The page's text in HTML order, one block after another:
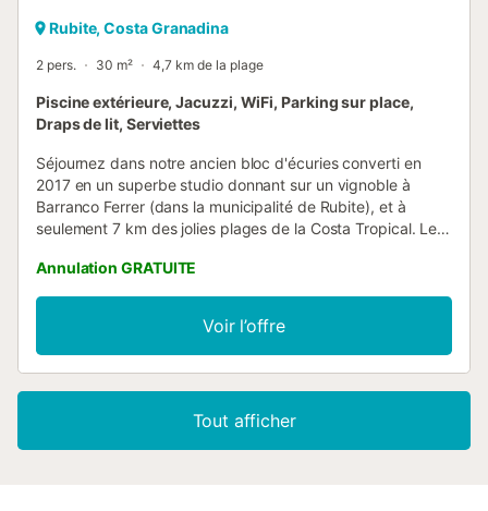
Rubite, Costa Granadina
2 pers. 30 m² 4,7 km de la plage
Piscine extérieure, Jacuzzi, WiFi, Parking sur place,
Draps de lit, Serviettes
Séjournez dans notre ancien bloc d'écuries converti en
2017 en un superbe studio donnant sur un vignoble à
Barranco Ferrer (dans la municipalité de Rubite), et à
seulement 7 km des jolies plages de la Costa Tropical. Le
L'appartement est suffisamment grand pour accueillir un lit
d'enfant ou un lit de voyage moyennant des frais
supplémentaires. Profitez d'une piscine clôturée partagée,
d'un bain à remous et d'un espace barbecue pendant
votre séjour. La piscine et le bain à remous sont ouverts du
peuvent être partagés avec d'autres hôtes. Cette finca est
située à proximité des plages de la Costa Tropical, de
Annulation GRATUITE
Voir l’offre
Tout afficher